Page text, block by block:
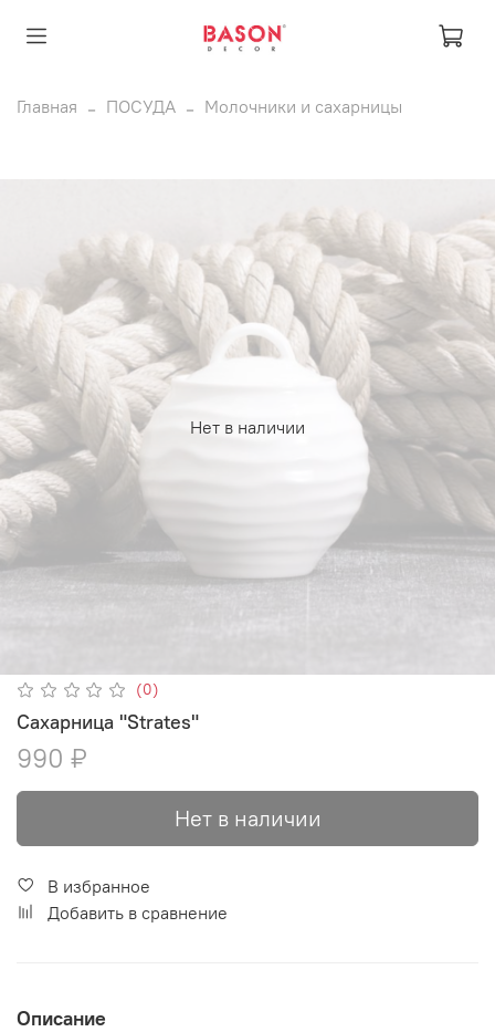
Главная ПОСУДА Молочники и сахарницы
Нет в наличии
(0)
Сахарница "Strates"
990 ₽
Нет в наличии
В избранное
Добавить в сравнение
Описание